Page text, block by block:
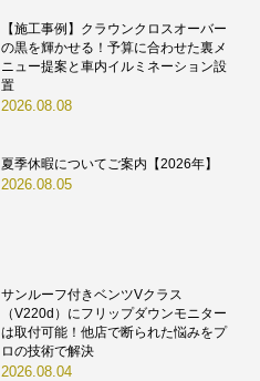
【施工事例】クラウンクロスオーバー
の黒を輝かせる！予算に合わせた裏メ
ニュー提案と車内イルミネーション設
置
2026.08.08
夏季休暇についてご案内【2026年】
2026.08.05
サンルーフ付きベンツVクラス
（V220d）にフリップダウンモニター
は取付可能！他店で断られた悩みをプ
ロの技術で解決
2026.08.04